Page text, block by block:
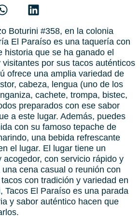
Boturini #358, en la colonia
El Paraíso es una taquería con
historia que se ha ganado el
por sus tacos auténticos
ofrece una amplia variedad de
cabeza, lengua (uno de los
cachete, trompa, bistec,
preparados con ese sabor
a este lugar. Además, puedes
con su famoso tepache de
una bebida refrescante
el lugar. El lugar tiene un
acogedor, con servicio rápido y
cena casual o reunión con
con tradición y variedad en
Tacos El Paraíso es una parada
y sabor auténtico hacen que